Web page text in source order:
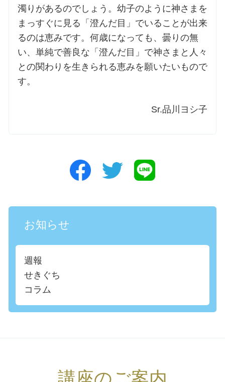
濁りがあるのでしょう。幼子のように神さまを
まっすぐに見る「澄んだ目」でいることが出来
るのは恵みです。何歳になっても、曇りの無
い、単純で善良な「澄んだ目」で神さまと人々
との関わりを生きられる恵みを願いたいもので
す。
Sr.品川ヨシ子
お知らせ
週報
せきぐち
コラム